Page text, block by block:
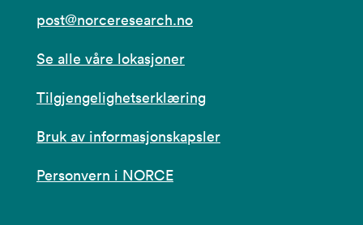
post@norceresearch.no
Se alle våre lokasjoner
Tilgjengelighetserklæring
Bruk av informasjonskapsler
Personvern i NORCE